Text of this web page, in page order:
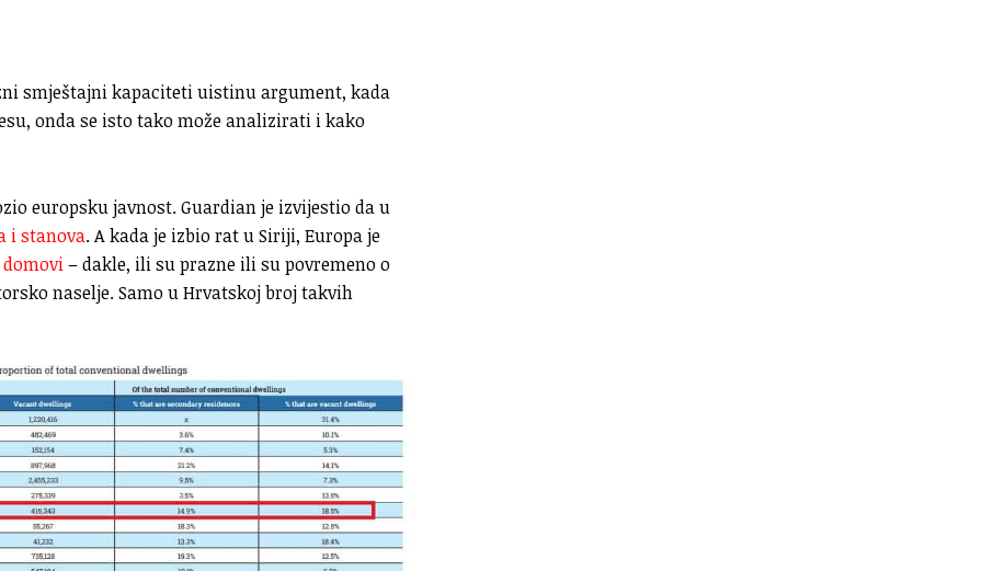
smještajni kapaciteti uistinu argument, kada
onda se isto tako može analizirati i kako
europsku javnost. Guardian je izvijestio da u
i stanova. A kada je izbio rat u Siriji, Europa je
– dakle, ili su prazne ili su povremeno o
naselje. Samo u Hrvatskoj broj takvih